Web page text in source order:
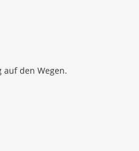
auf den Wegen.